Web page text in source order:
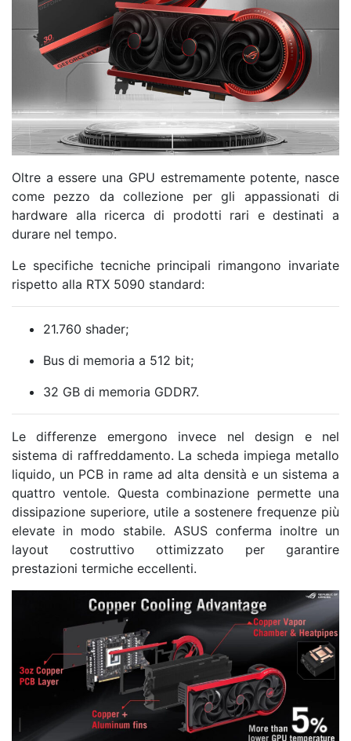
Oltre a essere una GPU estremamente potente, nasce
come pezzo da collezione per gli appassionati di
hardware alla ricerca di prodotti rari e destinati a
durare nel tempo.
Le specifiche tecniche principali rimangono invariate
rispetto alla RTX 5090 standard:
21.760 shader;
Bus di memoria a 512 bit;
32 GB di memoria GDDR7.
Le differenze emergono invece nel design e nel
sistema di raffreddamento. La scheda impiega metallo
liquido, un PCB in rame ad alta densità e un sistema a
quattro ventole. Questa combinazione permette una
dissipazione superiore, utile a sostenere frequenze più
elevate in modo stabile. ASUS conferma inoltre un
layout costruttivo ottimizzato per garantire
prestazioni termiche eccellenti.